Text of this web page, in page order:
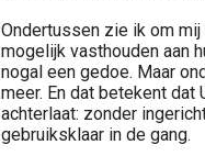
Ondertussen zie ik om
mogelijk vasthouden aan
nogal een gedoe. Maar
meer. En dat betekent dat
achterlaat: zonder
gebruiksklaar in de gang.